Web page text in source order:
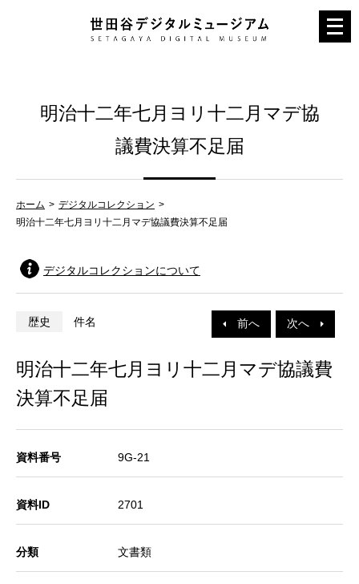
メ
ニ
明治十二年七月ヨリ十二月マデ協
議費決算不足届
ホーム
デジタルコレクション
明治十二年七月ヨリ十二月マデ協議費決算不足届
デジタルコレクションについて
前へ 次へ
歴史 件名
明治十二年七月ヨリ十二月マデ協議費
決算不足届
資料番号 9G-21
資料ID 2701
分類 文書類